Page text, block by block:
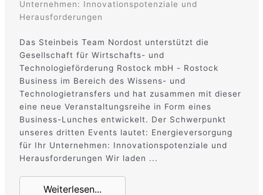
Unternehmen: Innovationspotenziale und
Herausforderungen
Das Steinbeis Team Nordost unterstützt die
Gesellschaft für Wirtschafts- und
Technologieförderung Rostock mbH - Rostock
Business im Bereich des Wissens- und
Technologietransfers und hat zusammen mit dieser
eine neue Veranstaltungsreihe in Form eines
Business-Lunches entwickelt. Der Schwerpunkt
unseres dritten Events lautet: Energieversorgung
für Ihr Unternehmen: Innovationspotenziale und
Herausforderungen Wir laden ...
Weiterlesen...